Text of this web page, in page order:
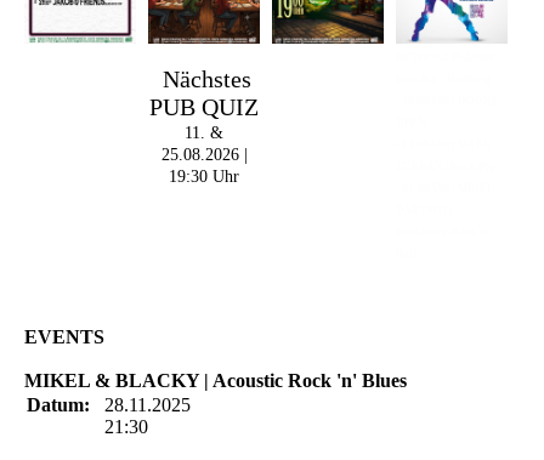
Nächstes
PUB QUIZ
11. &
25.08.2026 |
19:30 Uhr
EVENTS
MIKEL & BLACKY | Acoustic Rock 'n' Blues
Datum:
28.11.2025
21:30